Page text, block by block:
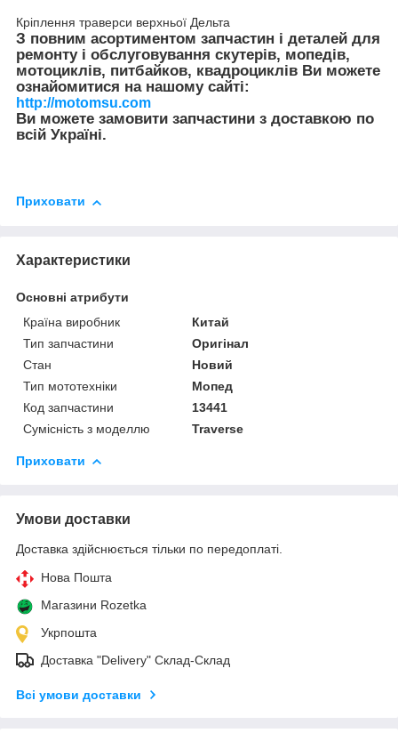
Кріплення траверси верхньої Дельта
З повним асортиментом запчастин і деталей для
ремонту і обслуговування скутерів, мопедів,
мотоциклів, питбайков, квадроциклів Ви можете
ознайомитися на нашому сайті:
http://motomsu.com
Ви можете замовити запчастини з доставкою по
всій Україні.
Приховати
Характеристики
Основні атрибути
Країна виробник
Китай
Тип запчастини
Оригінал
Стан
Новий
Тип мототехніки
Мопед
Код запчастини
13441
Сумісність з моделлю
Traverse
Приховати
Умови доставки
Доставка здійснюється тільки по передоплаті.
Нова Пошта
Магазини Rozetka
Укрпошта
Доставка "Delivery" Склад-Склад
Всі умови доставки